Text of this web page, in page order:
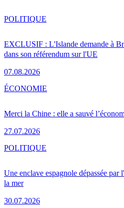
EXCLUSIF : L'Islande demande à
dans son référendum sur l'UE
07.08.2026
POLITIQUE
Merci la Chine : elle a sauvé
27.07.2026
ÉCONOMIE
Une enclave espagnole dépassée
la mer
30.07.2026
POLITIQUE